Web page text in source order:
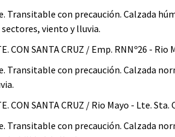
Transitable con precaución. Calzada
viento y lluvia.
CON SANTA CRUZ / Emp. RNNº26 - Rio
Transitable con precaución. Calzada
CON SANTA CRUZ / Rio Mayo - Lte. Sta.
Transitable con precaución. Calzada